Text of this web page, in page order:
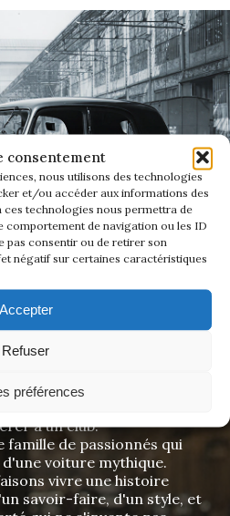
consentement
nous utilisons des technologies
et/ou accéder aux informations des
ces technologies nous permettra de
comportement de navigation ou les ID
pas consentir ou de retirer son
négatif sur certaines caractéristiques
Accepter
Refuser
préférences
11 –
1957
6 G –
1947
6 D –
1955
6 H –
1956
1947 - Archives Citroën
MAINTENANT
à un club.
de passionnés qui
voiture mythique.
vivre une histoire
savoir-faire, d'un style, et